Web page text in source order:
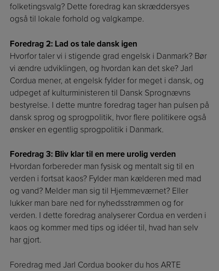
folketingsvalg? Dette foredrag kan skræddersyes
også til lokale forhold og valgkampe.
Foredrag 2: Lad os tale dansk igen
Hvorfor taler vi i stigende grad engelsk i Danmark? Bør
vi ændre udviklingen, og hvordan kan det ske? Jarl
Cordua mener, at engelsk fylder for meget i dansk, og
udpeget af kulturministeren til Dansk Sprognævns
bestyrelse. I dette muntre foredrag tager han pulsen på
dansk sprog og sprogpolitik, hvor flere politikere også
ønsker en egentlig sprogpolitik i Danmark.
Foredrag 3: Bliv klar til en mere urolig verden
Hvordan forbereder man fysisk og mentalt sig til en
verden i fortsat kaos? Fylder man kælderen med mad
og vand? Melder man sig til Hjemmeværnet? Eller
lukker man bare ned for nyhedsstrømmen og for
verden. I dette foredrag analyserer Cordua en verden i
kaos og kommer med tips og idéer til, hvad han selv
har gjort.
Foredrag med Jarl Cordua booker du hos ARTE